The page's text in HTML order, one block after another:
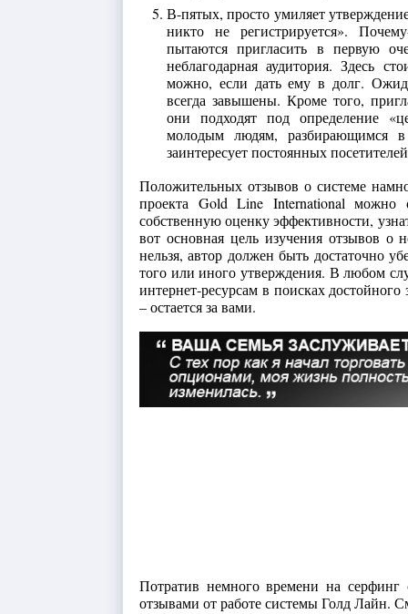
В-пятых, просто умиляет
никто не регистрируется».
пытаются пригласить в первую
неблагодарная аудитория. Здесь
можно, если дать ему в долг.
всегда завышены. Кроме того,
они подходят под определение
молодым людям, разбирающимся в
заинтересует постоянных
Положительных отзывов о системе
проекта Gold Line International можно
собственную оценку эффективности,
вот основная цель изучения отзывов о
нельзя, автор должен быть достаточно
того или иного утверждения. В любом
интернет-ресурсам в поисках
– остается за вами.
Потратив немного времени на
отзывами от работе системы Голд Лайн.